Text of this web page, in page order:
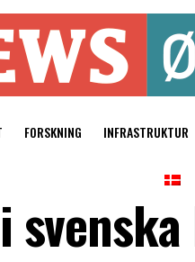
FORSKNING INFRASTRUKTUR